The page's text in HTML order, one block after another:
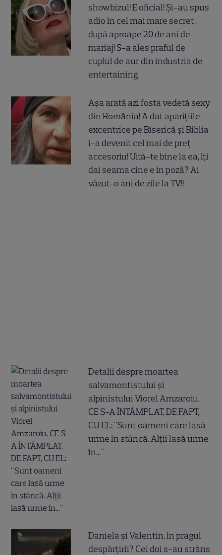
showbizul! E oficial! Și-au spus
adio în cel mai mare secret,
după aproape 20 de ani de
mariaj! S-a ales praful de
cuplul de aur din industria de
entertaining
Așa arată azi fosta vedetă sexy
din România! A dat aparițiile
excentrice pe Biserică și Biblia
i-a devenit cel mai de preț
accesoriu! Uită-te bine la ea, îți
dai seama cine e în poză? Ai
văzut-o ani de zile la TV!!
Detalii despre moartea
salvamontistului şi
alpinistului Viorel Amzaroiu.
CE S-A ÎNTÂMPLAT, DE FAPT,
CU EL: "Sunt oameni care lasă
urme în stâncă. Alții lasă urme
în..."
Daniela și Valentin, în pragul
despărțirii? Cei doi s-au strâns